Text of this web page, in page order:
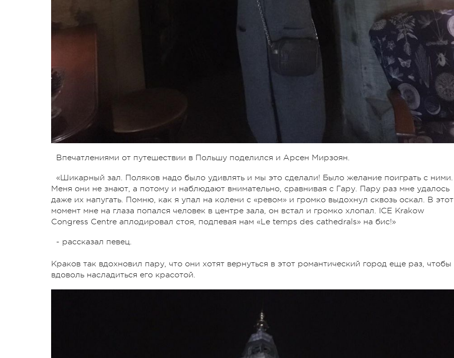
Впечатлениями от путешествии в Польшу поделился и Арсен Мирзоян.
«Шикарный зал. Поляков надо было удивлять и мы это сделали! Было желание поиграть с ними.
Меня они не знают, а потому и наблюдают внимательно, сравнивая с Гару. Пару раз мне удалось
даже их напугать. Помню, как я упал на колени с «ревом» и громко выдохнул сквозь оскал. В этот
момент мне на глаза попался человек в центре зала, он встал и громко хлопал. ICE Krakow
Congress Centre аплодировал стоя, подпевая нам «Le temps des cathedrals» на бис!»
- рассказал певец.
Краков так вдохновил пару, что они хотят вернуться в этот романтический город еще раз, чтобы
вдоволь насладиться его красотой.